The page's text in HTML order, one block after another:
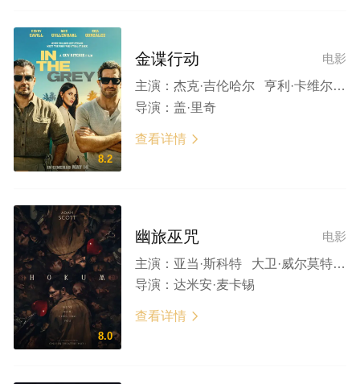
8.2
电影
金谍行动
主演： 杰克·吉伦哈尔 亨利·卡维尔 裴淳华 艾莎·冈萨雷斯 费舍·史蒂芬斯 埃米特·J·斯坎伦 克里斯托弗·海维尤 科乔·阿塔 克里斯蒂安·奥乔亚·拉维尼亚 穆罕默德·阿勒·图尔基 杰森·王 卡洛斯·巴登 科里·道格拉斯·坎贝尔 拉娜·阿拉慕丁 贡萨洛·博乌萨 卡洛斯·克劳曼斯莫勒 西尔维娅·纳瓦尔 阿尔韦萨姆·希格达尔 阿列克谢·丘纳耶夫
导演： 盖·里奇
查看详情 
8.0
电影
幽旅巫咒
主演： 亚当·斯科特 大卫·威尔莫特 奥斯丁·阿梅里奥 弗洛伦丝·奥德什 彼得·库南 布伦丹·康罗伊 迈克尔·帕特里克 威尔·奥康纳
导演： 达米安·麦卡锡
查看详情 